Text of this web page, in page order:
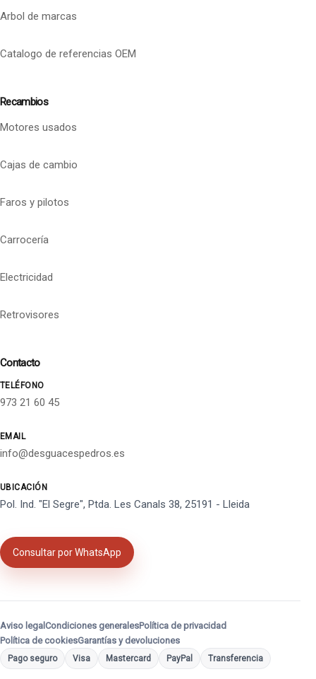
Arbol de marcas
Catalogo de referencias OEM
Recambios
Motores usados
Cajas de cambio
Faros y pilotos
Carrocería
Electricidad
Retrovisores
Contacto
TELÉFONO
973 21 60 45
EMAIL
info@desguacespedros.es
UBICACIÓN
Pol. Ind. "El Segre", Ptda. Les Canals 38, 25191 - Lleida
Consultar por WhatsApp
Aviso legal Condiciones generalesPolítica de privacidad
Política de cookiesGarantías y devoluciones
Pago seguro Visa Mastercard PayPal Transferencia